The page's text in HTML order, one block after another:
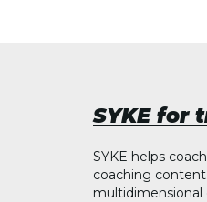
SYKE for
SYKE helps
coaching
multidimensional